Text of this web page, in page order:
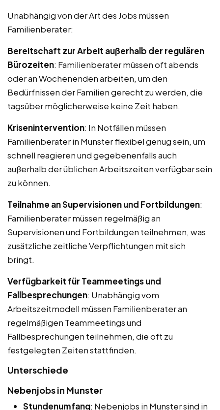
Unabhängig von der Art des Jobs müssen
Familienberater:
Bereitschaft zur Arbeit außerhalb der regulären
Bürozeiten: Familienberater müssen oft abends
oder an Wochenenden arbeiten, um den
Bedürfnissen der Familien gerecht zu werden, die
tagsüber möglicherweise keine Zeit haben.
Krisenintervention: In Notfällen müssen
Familienberater in Munster flexibel genug sein, um
schnell reagieren und gegebenenfalls auch
außerhalb der üblichen Arbeitszeiten verfügbar sein
zu können.
Teilnahme an Supervisionen und Fortbildungen:
Familienberater müssen regelmäßig an
Supervisionen und Fortbildungen teilnehmen, was
zusätzliche zeitliche Verpflichtungen mit sich
bringt.
Verfügbarkeit für Teammeetings und
Fallbesprechungen: Unabhängig vom
Arbeitszeitmodell müssen Familienberater an
regelmäßigen Teammeetings und
Fallbesprechungen teilnehmen, die oft zu
festgelegten Zeiten stattfinden.
Unterschiede
Nebenjobs in Munster
Stundenumfang: Nebenjobs in Munster sind in